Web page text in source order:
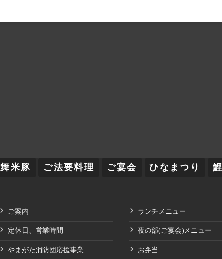
舞米豚 ご法要料理 ご宴会 ひなまつり
ご案内
定休日、営業時間
やまがた消防団応援事業
ランチメニュー
夜の部(ご宴会)メニュー
お弁当